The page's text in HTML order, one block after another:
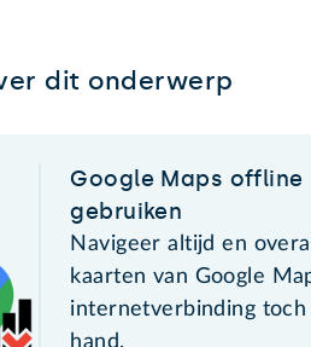
dit onderwerp
Google Maps offline
gebruiken
Navigeer altijd en
kaarten van Google
internetverbinding toch
hand.